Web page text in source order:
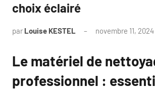
choix éclairé
par Louise KESTEL novembre 11, 2024
Le matériel de
professionnel :